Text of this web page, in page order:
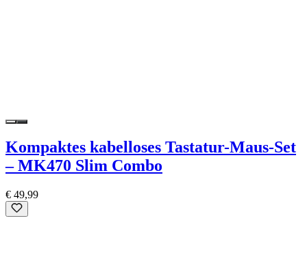
Kompaktes kabelloses Tastatur-Maus-Set
– MK470 Slim Combo
€ 49,99